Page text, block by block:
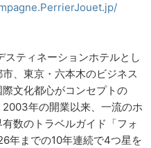
スティネーションホテルとし
、東京・六本木のビジネス
文化都心がコンセプトの
2003年の開業以来、一流のホ
数のトラベルガイド「フォ
年までの10年連続で4つ星を